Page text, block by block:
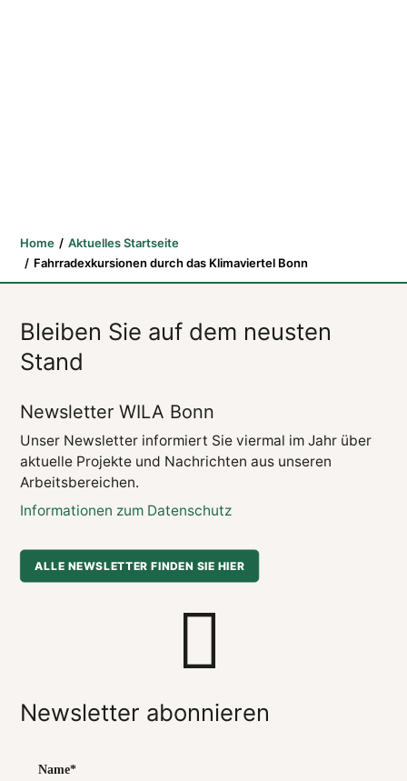
Home
Aktuelles Startseite
Fahrradexkursionen durch das Klimaviertel Bonn
Bleiben Sie auf dem neusten
Stand
Newsletter WILA Bonn
Unser Newsletter informiert Sie viermal im Jahr über
aktuelle Projekte und Nachrichten aus unseren
Arbeitsbereichen.
Informationen zum Datenschutz
ALLE NEWSLETTER FINDEN SIE HIER
Newsletter abonnieren
Name*